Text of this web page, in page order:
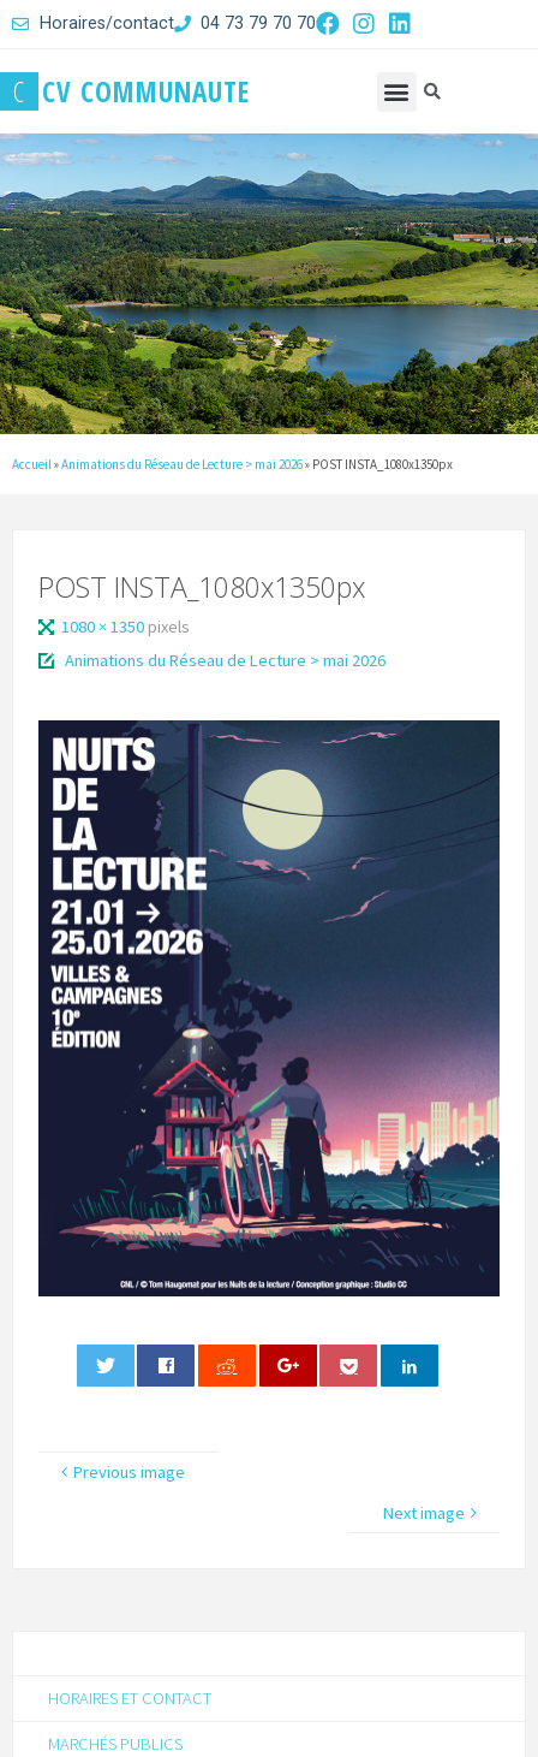
Horaires/contact 04 73 79 70 70
C CV COMMUNAUTE
Accueil »Animations du Réseau de Lecture > mai 2026» POST INSTA_1080x1350px
POST INSTA_1080x1350px
1080 × 1350 pixels
Animations du Réseau de Lecture > mai 2026
Previous image
Next image
HORAIRES ET CONTACT
MARCHÉS PUBLICS